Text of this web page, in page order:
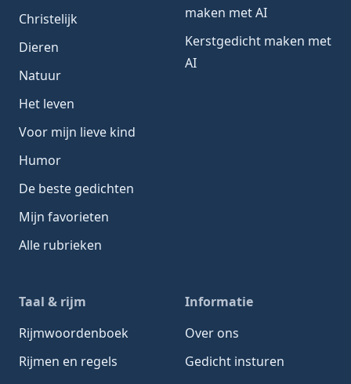
Christelijk
Dieren
Natuur
Het leven
Voor mijn lieve kind
Humor
De beste gedichten
Mijn favorieten
Alle rubrieken
maken met AI
Kerstgedicht maken met
AI
Taal & rijm
Rijmwoordenboek
Rijmen en regels
Informatie
Over ons
Gedicht insturen